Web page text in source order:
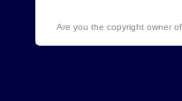
Are you the copyright owner